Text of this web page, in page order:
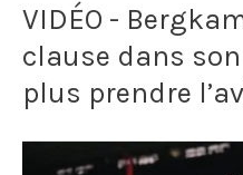
"don"
à
l’Aviron
Bayonnais
VIDÉO -
clause dans
plus prendre